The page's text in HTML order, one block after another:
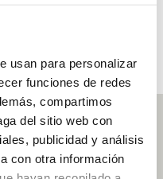
usan para personalizar
funciones de redes
compartimos
del sitio web con
publicidad y análisis
con otra información